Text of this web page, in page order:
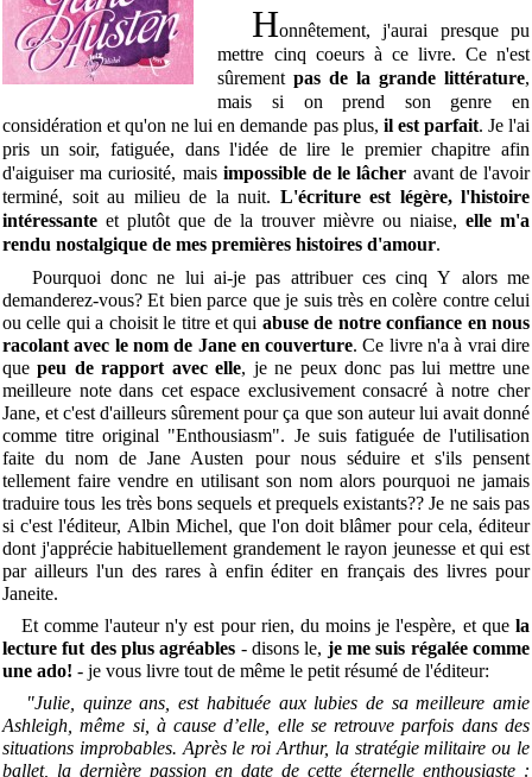
Honnêtement, j'aurai presque pu
mettre cinq coeurs à ce livre. Ce n'est
sûrementpas de la grande littérature,
mais si on prend son genre en
considération et qu'on ne lui en demande pas plus, il est parfait. Je l'ai
pris un soir, fatiguée, dans l'idée de lire le premier chapitre afin
d'aiguiser ma curiosité, mais impossible de le lâcher avant de l'avoir
terminé, soit au milieu de la nuit. L'écriture est légère, l'histoire
intéressante et plutôt que de la trouver mièvre ou niaise, elle m'a
rendu nostalgique de mes premières histoires d'amour.
Pourquoi donc ne lui ai-je pas attribuer ces cinqY alors me
demanderez-vous? Et bien parce que je suis très en colère contre celui
ou celle qui a choisit le titre et qui abuse de notre confiance en nous
racolant avec le nom de Jane en couverture. Ce livre n'a à vrai dire
quepeu de rapport avec elle, je ne peux donc pas lui mettre une
meilleure note dans cet espace exclusivement consacré à notre cher
Jane, et c'est d'ailleurs sûrement pour ça que son auteur lui avait donné
comme titre original "Enthousiasm". Je suis fatiguée de l'utilisation
faite du nom de Jane Austen pour nous séduire et s'ils pensent
tellement faire vendre en utilisant son nom alors pourquoi ne jamais
traduire tous les très bons sequels et prequels existants?? Je ne sais pas
si c'est l'éditeur, Albin Michel, que l'on doit blâmer pour cela, éditeur
dont j'apprécie habituellement grandement le rayon jeunesse et qui est
par ailleurs l'un des rares à enfin éditer en français des livres pour
Janeite.
Et comme l'auteur n'y est pour rien, du moins je l'espère, et que la
lecture fut des plus agréables - disons le, je me suis régalée comme
une ado! - je vous livre tout de même le petit résumé de l'éditeur:
"Julie, quinze ans, est habituée aux lubies de sa meilleure amie
Ashleigh, même si, à cause d’elle, elle se retrouve parfois dans des
situations improbables. Après le roi Arthur, la stratégie militaire ou le
ballet, la dernière passion en date de cette éternelle enthousiaste :